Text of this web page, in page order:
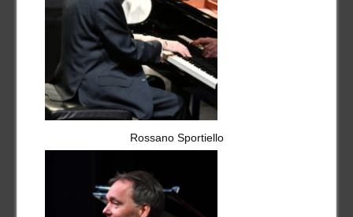
Rossano Sportiello